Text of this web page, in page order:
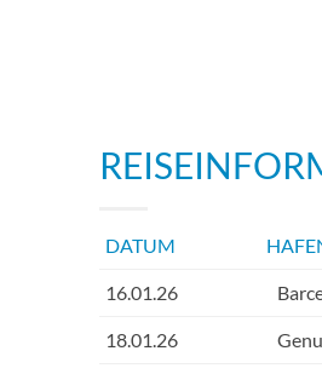
DATUM
16.01.26
18.01.26